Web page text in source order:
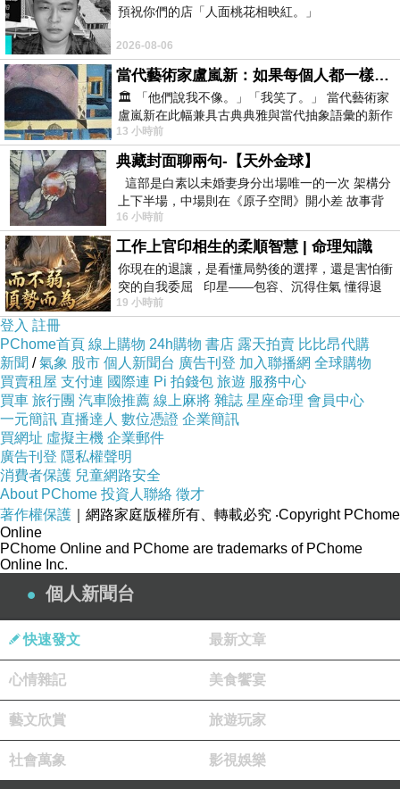
puad&oid=1&osm=league
商品訊息功能:
品號：2270648
日本原裝進口
鮮甜綜合水果風味
8種水果一次滿足~!!
甜而不膩的好滋味~!!
商品訊息描述:
【Lion】宮崎綜合水果糖(140g)
momo網站網址
http://www.momoshop.com.tw/&memid=60000
00188&cid=apuad&oid=1&osm=league
momo,momo購物台,momo購物網,momo壽喜
預祝你們的店「人面桃花相映紅。」
2026-08-06
當代藝術家盧嵐新：如果每個人都一樣，這世界該有多無聊？
🏛️ 「他們說我不像。」「我笑了。」 當代藝術家
盧嵐新在此幅兼具古典典雅與當代抽象語彙的新作
中，以沈靜的藍色空間為背景，描繪了
13 小時前
典藏封面聊兩句-【天外金球】
這部是白素以未婚妻身分出場唯一的一次 架構分
上下半場，中場則在《原子空間》開小差 故事背
景影射西藏境外流亡 地下組織
16 小時前
工作上官印相生的柔順智慧 | 命理知識
你現在的退讓，是看懂局勢後的選擇，還是害怕衝
突的自我委屈 印星——包容、沉得住氣 懂得退
一步觀察，不會
19 小時前
登入 註冊
PChome首頁 線上購物 24h購物 書店 露天拍賣 比比昂代購
新聞 /氣象 股市 個人新聞台 廣告刊登 加入聯播網 全球購物
買賣租屋 支付連 國際連 Pi 拍錢包 旅遊 服務中心
買車 旅行團 汽車險推薦 線上麻將 雜誌 星座命理 會員中心
一元簡訊 直播達人 數位憑證 企業簡訊
買網址 虛擬主機 企業郵件
廣告刊登 隱私權聲明
消費者保護 兒童網路安全
About PChome 投資人聯絡 徵才
著作權保護 ｜網路家庭版權所有、轉載必究 ‧Copyright PChome
Online
PChome Online and PChome are trademarks of PChome
Online Inc.
個人新聞台
快速發文 最新文章
心情雜記 美食饗宴
藝文欣賞 旅遊玩家
社會萬象 影視娛樂